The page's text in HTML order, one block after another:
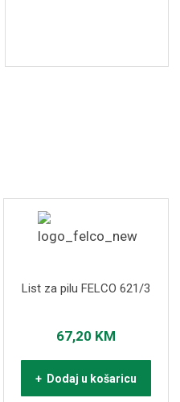
List za pilu FELCO 621/3
67,20 KM
+ Dodaj u košaricu